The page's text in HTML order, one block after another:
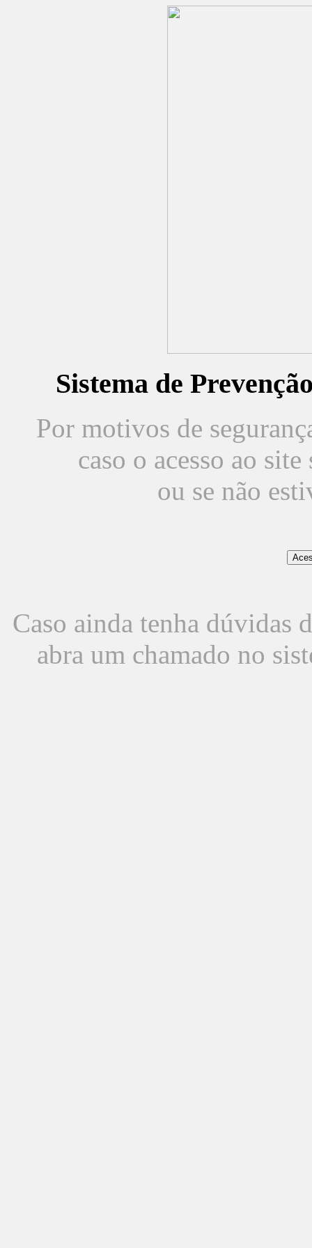
Sistema de
Por motivos de
caso o acesso ao
ou se não
Caso ainda tenha dúvidas
abra um chamado no